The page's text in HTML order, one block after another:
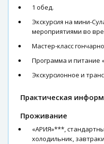
1 обед.
Экскурсия на мини-
мероприятиями во
Мастер-класс
Программа и питание
Экскурсионное и
Практическая
Проживание
«АРИЯ»***,
холодильник,